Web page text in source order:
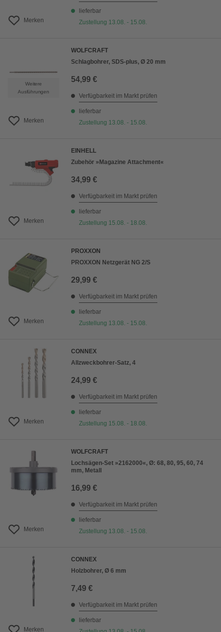
Merken
lieferbar
Zustellung 13.08. - 15.08.
Weitere
Ausführungen
Merken
WOLFCRAFT
Schlagbohrer, SDS-plus, Ø 20 mm
54,99 €
Verfügbarkeit im Markt prüfen
lieferbar
Zustellung 13.08. - 15.08.
Merken
EINHELL
Zubehör »Magazine Attachment«
34,99 €
Verfügbarkeit im Markt prüfen
lieferbar
Zustellung 15.08. - 18.08.
Merken
PROXXON
PROXXON Netzgerät NG 2/S
29,99 €
Verfügbarkeit im Markt prüfen
lieferbar
Zustellung 13.08. - 15.08.
Merken
CONNEX
Allzweckbohrer-Satz, 4
24,99 €
Verfügbarkeit im Markt prüfen
lieferbar
Zustellung 15.08. - 18.08.
Merken
WOLFCRAFT
Lochsägen-Set »2162000«, Ø: 68, 80, 95, 60, 74
mm, Metall
16,99 €
Verfügbarkeit im Markt prüfen
lieferbar
Zustellung 13.08. - 15.08.
Merken
CONNEX
Holzbohrer, Ø 6 mm
7,49 €
Verfügbarkeit im Markt prüfen
lieferbar